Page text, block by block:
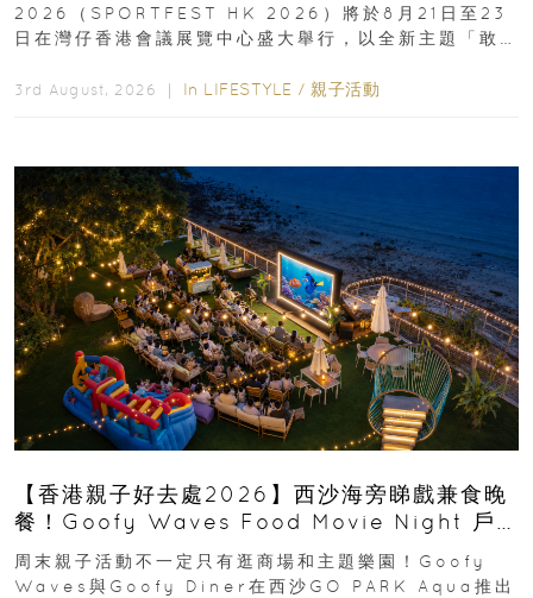
2026（SPORTFEST HK 2026）將於8月21日至23
日在灣仔香港會議展覽中心盛大舉行，以全新主題「敢
3rd August, 2026 ｜ In LIFESTYLE / 親子活動
【香港親子好去處2026】西沙海旁睇戲兼食晚
餐！Goofy Waves Food Movie Night 戶
外影院逢週末登場
周末親子活動不一定只有逛商場和主題樂園！Goofy
Waves與Goofy Diner在西沙GO PARK Aqua推出